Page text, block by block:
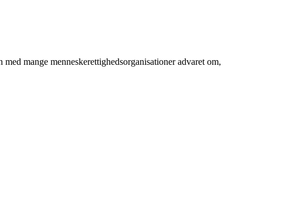
mange menneskerettighedsorganisationer advaret om,